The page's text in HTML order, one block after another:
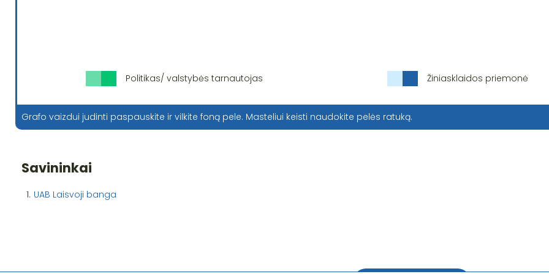
Politikas/ valstybės tarnautojas Žiniasklaidos priemonė
Grafo vaizdui judinti paspauskite ir vilkite foną pele. Masteliui keisti naudokite pelės ratuką.
Savininkai
1. UAB Laisvoji banga